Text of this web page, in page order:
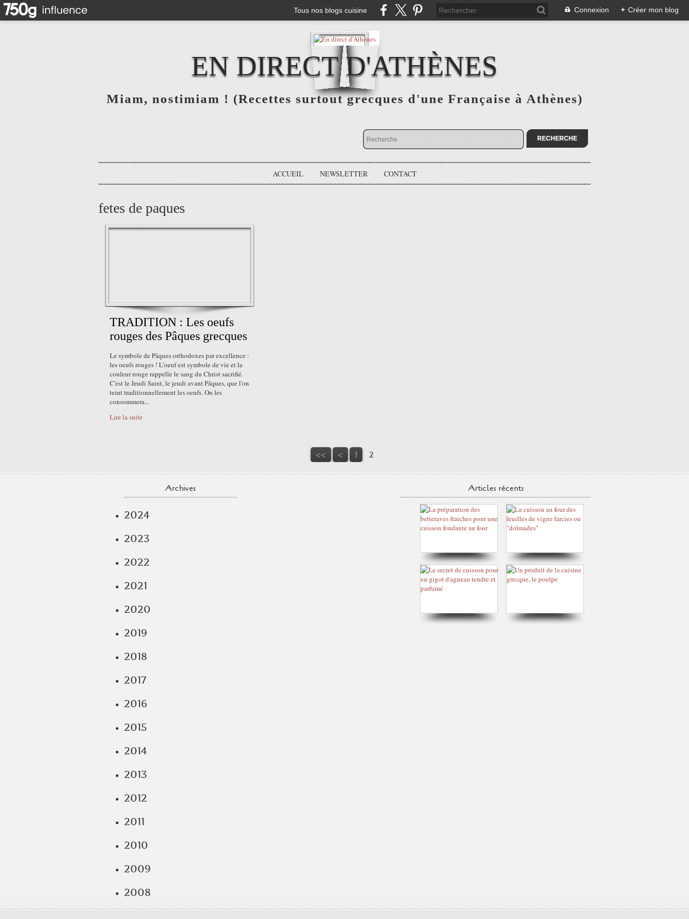
Tous nos blogs cuisine Connexion + Créer mon blog
EN DIRECT D'ATHÈNES
Miam, nostimiam ! (Recettes surtout grecques d'une Française à Athènes)
ACCUEIL NEWSLETTER CONTACT
fetes de paques
TRADITION : Les oeufs
rouges des Pâques grecques
Le symbole de Pâques orthodoxes par excellence :
les oeufs rouges ! L'oeuf est symbole de vie et la
couleur rouge rappelle le sang du Christ sacrifié.
C'est le Jeudi Saint, le jeudi avant Pâques, que l'on
teint traditionnellement les oeufs. On les
consommera...
Lire la suite
<< < 1 2
Archives
2024
2023
2022
2021
2020
2019
2018
2017
2016
2015
2014
2013
2012
2011
2010
2009
2008
Articles récents